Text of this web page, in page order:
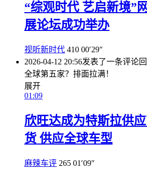
“综观时代 艺启新境”
展论坛成功举办
视听新时代 410 00′29″
2026-04-12 20:56发表了一条评论
全球第五家？排面拉满！
展开
01:09
欣旺达成为特斯拉供
货 供应全球车型
麻辣车评 265 01′09″